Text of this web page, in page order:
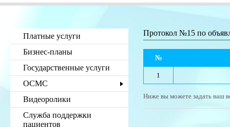
Платные услуги
Бизнес-планы
Государственные услуги
ОСМС
Видеоролики
Служба поддержки
пациентов
Протокол №15 по
№
1
Ниже вы можете задать ваш